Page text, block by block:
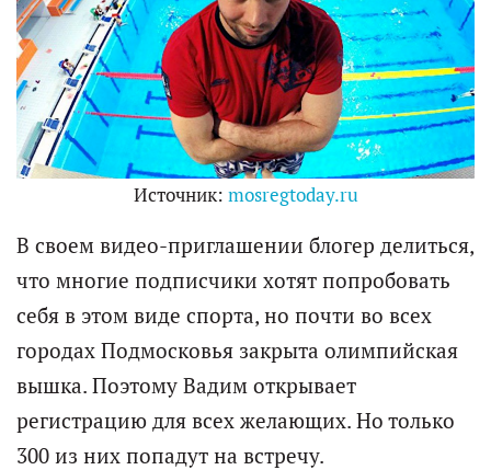
Источник: mosregtoday.ru
В своем видео-приглашении блогер делиться,
что многие подписчики хотят попробовать
себя в этом виде спорта, но почти во всех
городах Подмосковья закрыта олимпийская
вышка. Поэтому Вадим открывает
регистрацию для всех желающих. Но только
300 из них попадут на встречу.